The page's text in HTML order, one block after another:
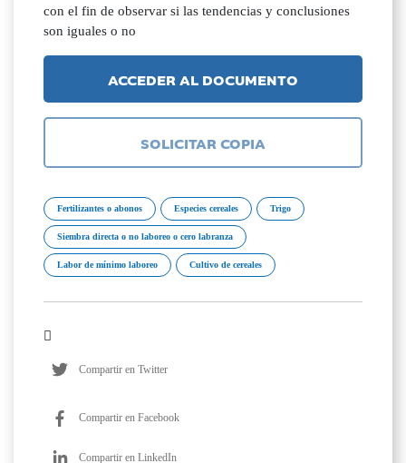
con el fin de observar si las tendencias y conclusiones
son iguales o no
ACCEDER AL DOCUMENTO
SOLICITAR COPIA
Fertilizantes o abonos Especies cereales Trigo
Siembra directa o no laboreo o cero labranza
Labor de mínimo laboreo Cultivo de cereales
Compartir en Twitter
Compartir en Facebook
Compartir en LinkedIn